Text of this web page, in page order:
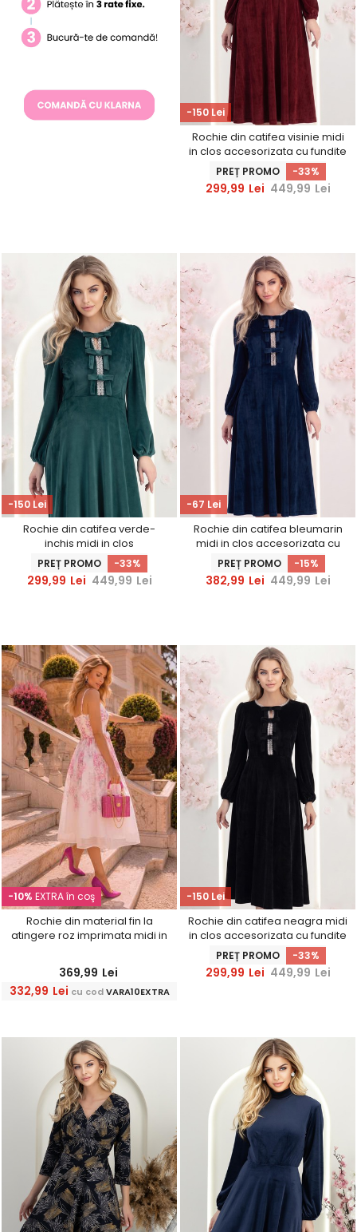
-150 Lei
Rochie din catifea visinie midi
in clos accesorizata cu fundite
si pietre strass frontal
PREȚ PROMO -33%
299,99 Lei 449,99 Lei
-150 Lei
Rochie din catifea verde-
inchis midi in clos
accesorizata cu fundite si
pietre strass frontal
PREȚ PROMO -33%
299,99 Lei 449,99 Lei
-67 Lei
Rochie din catifea bleumarin
midi in clos accesorizata cu
fundite si pietre strass frontal
PREȚ PROMO -15%
382,99 Lei 449,99 Lei
-10% EXTRA în coş
Rochie din material fin la
atingere roz imprimata midi in
369,99 Lei
332,99 Lei cu codVARA10EXTRA
-150 Lei
Rochie din catifea neagra midi
in clos accesorizata cu fundite
si pietre strass frontal
PREȚ PROMO -33%
299,99 Lei 449,99 Lei